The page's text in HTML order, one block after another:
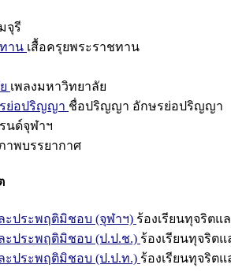
จุรี
าน เสื้อครุยพระราชทาน
เพลงมหาวิทยาลัย
ย่อปริญญา ชื่อปริญญา อักษรย่อปริญญา
นด์จุฬาฯ
าพบรรยากาศ
ะประพฤติมิชอบ (จุฬาฯ) ร้องเรียนทุจริตแ
ะประพฤติมิชอบ (ป.ป.ช.) ร้องเรียนทุจริต
ะประพฤติมิชอบ (ป.ป.ท.) ร้องเรียนทุจริต